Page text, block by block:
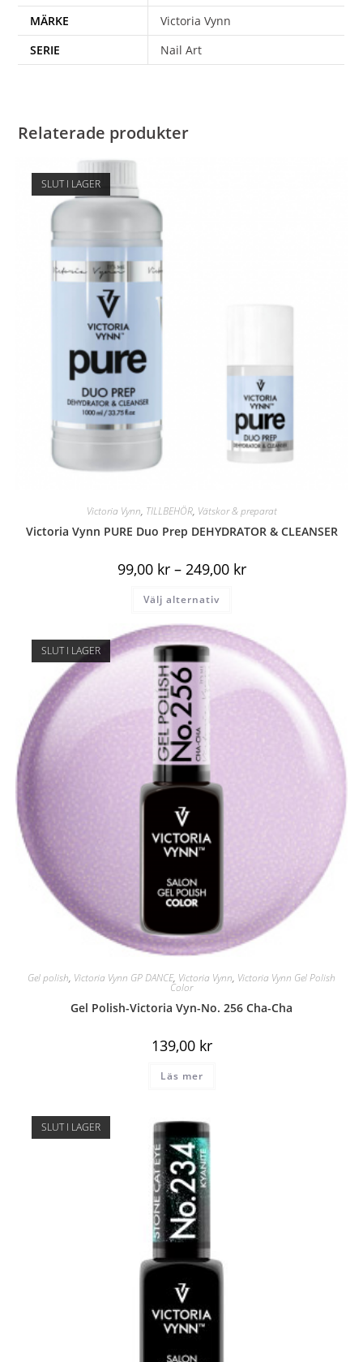
MÄRKE
Victoria Vynn
SERIE
Nail Art
Relaterade produkter
SLUT I LAGER
Victoria Vynn, TILLBEHÖR, Vätskor & preparat
Victoria Vynn PURE Duo Prep DEHYDRATOR & CLEANSER
99,00 kr – 249,00 kr
Välj alternativ
SLUT I LAGER
Gel polish, Victoria Vynn GP DANCE, Victoria Vynn, Victoria Vynn Gel Polish
Color
Gel Polish-Victoria Vyn-No. 256 Cha-Cha
139,00 kr
Läs mer
SLUT I LAGER